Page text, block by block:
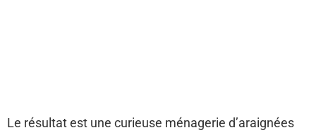
Le résultat est une curieuse ménagerie d’araignées